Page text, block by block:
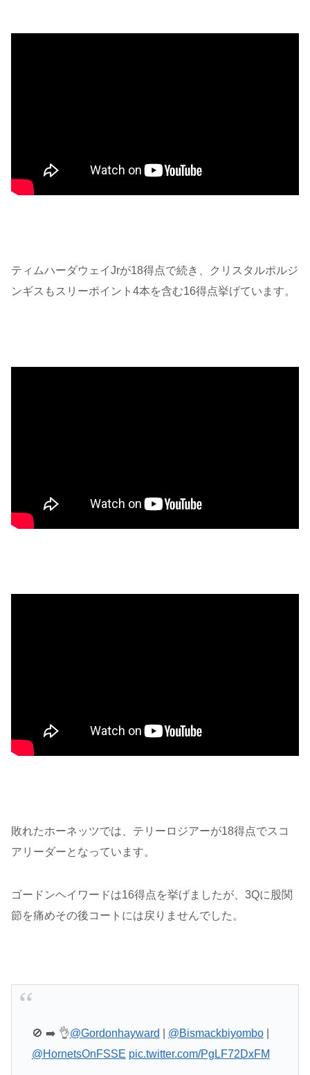
ティムハーダウェイJrが18得点で続き、クリスタルポルジ
ンギスもスリーポイント4本を含む16得点挙げています。
敗れたホーネッツでは、テリーロジアーが18得点でスコ
アリーダーとなっています。
ゴードンヘイワードは16得点を挙げましたが、3Qに股関
節を痛めその後コートには戻りませんでした。
🚫 ➡️ 👌@Gordonhayward @Bismackbiyombo|
@HornetsOnFSSE pic.twitter.com/PgLF72DxFM